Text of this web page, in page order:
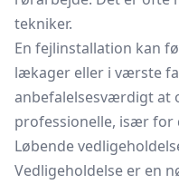
tekniker.
En fejlinstallation kan
lækager eller i værste
anbefalelsesværdigt at
professionelle, især for
Løbende
Vedligeholdelse er en